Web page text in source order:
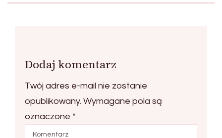
Dodaj komentarz
Twój adres e-mail nie zostanie
opublikowany. Wymagane pola są
oznaczone *